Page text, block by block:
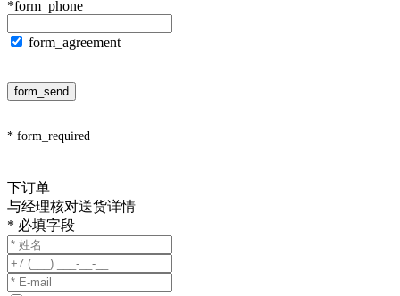
*form_phone
form_agreement
form_send
* form_required
下订单
与经理核对送货详情
* 必填字段